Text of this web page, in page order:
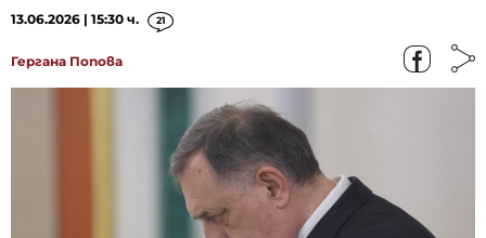
13.06.2026 | 15:30 ч. 21
Гергана Попова